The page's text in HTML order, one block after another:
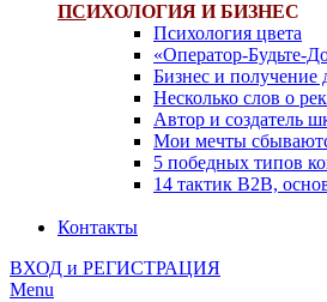
ПСИХОЛОГИЯ И БИЗНЕС
Психология цвета
«Оператор-Будьте-
Бизнес и получение
Несколько слов о
Автор и создатель
Мои мечты
5 победных типов
14 тактик B2B,
Контакты
ВХОД и РЕГИСТРАЦИЯ
Menu